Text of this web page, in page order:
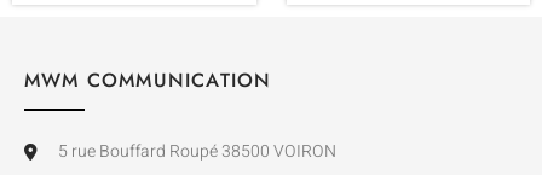
MWM COMMUNICATION
5 rue Bouffard Roupé 38500 VOIRON